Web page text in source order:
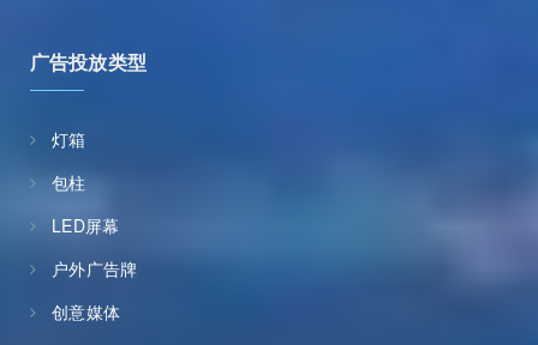
广告投放类型
灯箱
包柱
LED屏幕
户外广告牌
创意媒体